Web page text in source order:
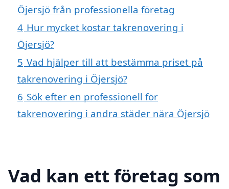
Öjersjö från professionella företag
4 Hur mycket kostar takrenovering i
Öjersjö?
5 Vad hjälper till att bestämma priset på
takrenovering i Öjersjö?
6 Sök efter en professionell för
takrenovering i andra städer nära Öjersjö
Vad kan ett företag som